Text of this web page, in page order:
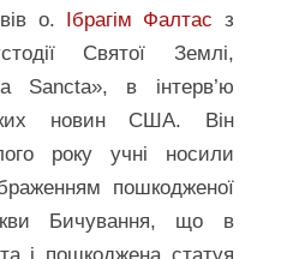
о. Ібрагім Фалтас з
Святої Землі,
Sancta», в інтерв’ю
новин США. Він
року учні носили
пошкодженої
Бичування, що в
і пошкоджена статуя